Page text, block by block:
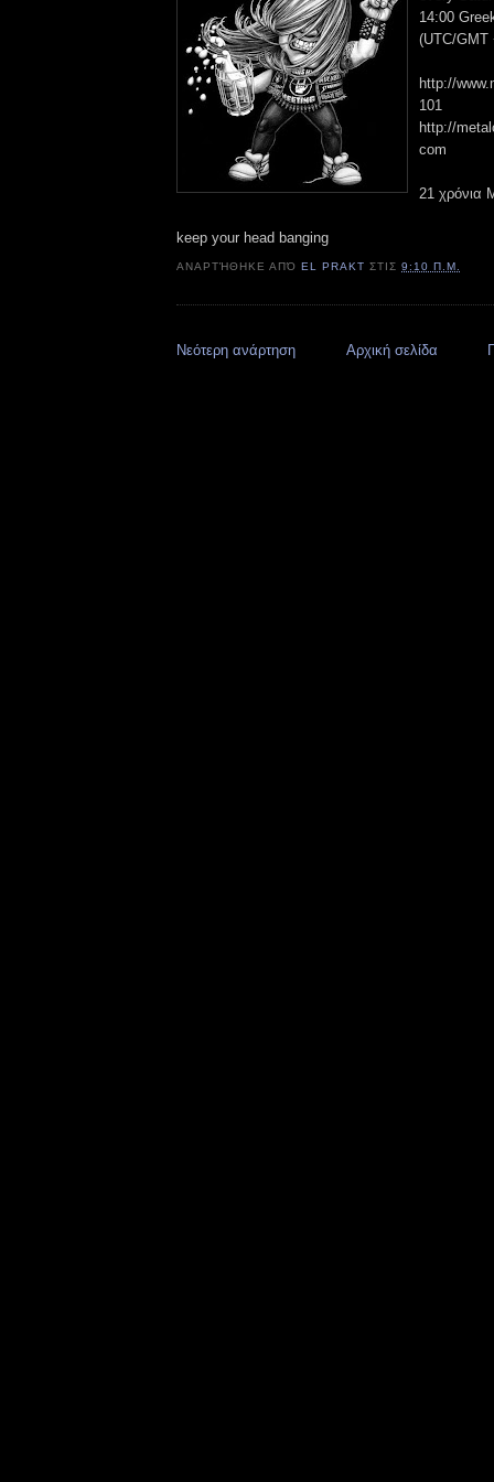
14:00
(UTC/GMT
http://
101
http://
com
21 χρόνια
keep your head banging
ΑΝΑΡΤΉΘΗΚΕ ΑΠΌEL PRAKT ΣΤΙΣ9:10 Π.Μ.
Νεότερη ανάρτηση Αρχική σελίδα